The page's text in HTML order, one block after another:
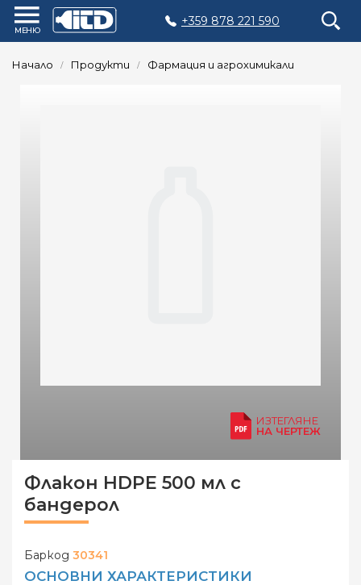
+359 878 221 590
Начало Продукти Фармация и агрохимикали
Флакон HDPE 500 мл с
бандерол
Баркод 30341
ОСНОВНИ ХАРАКТЕРИСТИКИ
ИЗТЕГЛЯНЕ
НА ЧЕРТЕЖ